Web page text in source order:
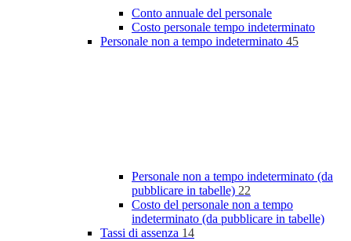
Conto annuale del personale
Costo personale tempo indeterminato
Personale non a tempo indeterminato 45
Personale non a tempo indeterminato (da
pubblicare in tabelle) 22
Costo del personale non a tempo
indeterminato (da pubblicare in tabelle)
Tassi di assenza 14